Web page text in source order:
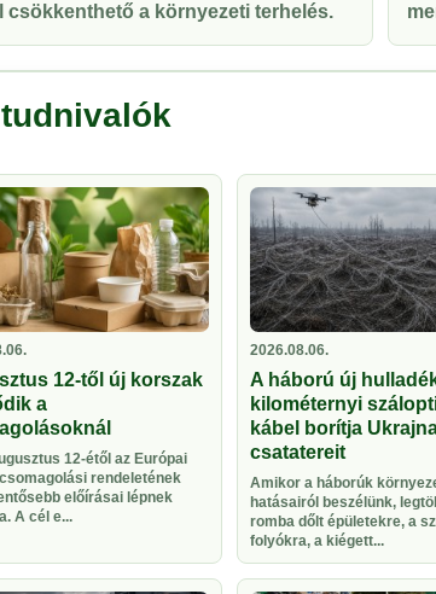
a környezeti terhelés.
12-től új korszak
a
12-étől az Európai
rendeletének
előírásai lépnek
A cél e...
2026.08.06.
A háború új
kilométernyi
kábel borítja
csatatereit
Amikor a háborúk
hatásairól beszélünk,
romba dőlt épületekre, a
folyókra, a kiégett...